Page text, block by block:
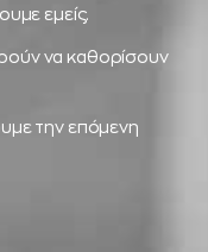
εμείς.
να καθορίσουν
την επόμενη